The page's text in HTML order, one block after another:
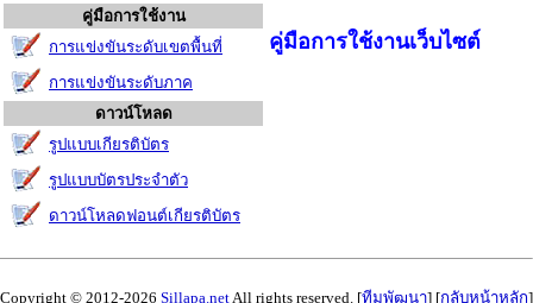
คู่มือการใช้งาน
การแข่งขันระดับเขตพื้นที่
การแข่งขันระดับภาค
ดาวน์โหลด
รูปแบบเกียรติบัตร
รูปแบบบัตรประจำตัว
ดาวน์โหลดฟอนต์เกียรติบัตร
คู่มือการใช้งานเว็บไซต์
Copyright © 2012-2026 Sillapa.netAll rights reserved. [ทีมพัฒนา] [กลับหน้าหลัก]